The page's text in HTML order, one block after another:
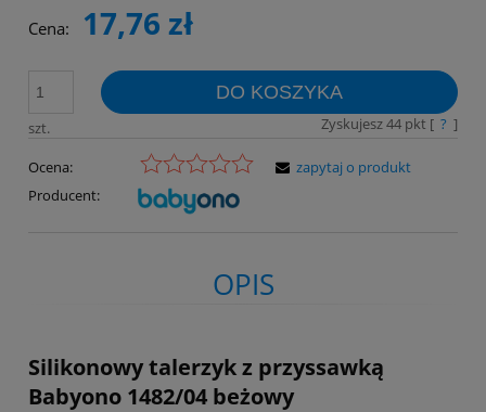
Cena: 17,76 zł
szt.
DO KOSZYKA
Zyskujesz44pkt [ ? ]
Ocena:
Producent:
zapytaj o produkt
OPIS
Silikonowy talerzyk z przyssawką
Babyono 1482/04 beżowy